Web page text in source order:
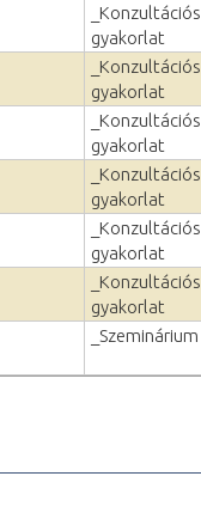
_Konzultációs
gyakorlat
_Konzultációs
gyakorlat
_Konzultációs
gyakorlat
_Konzultációs
gyakorlat
_Konzultációs
gyakorlat
_Konzultációs
gyakorlat
_Szeminárium